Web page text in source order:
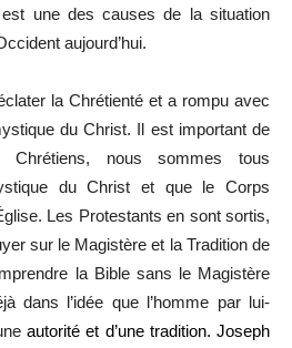
une des causes de la situation
aujourd’hui.
la Chrétienté et a rompu avec
du Christ. Il est important de
Chrétiens, nous sommes tous
du Christ et que le Corps
Les Protestants en sont sortis,
sur le Magistère et la Tradition de
la Bible sans le Magistère
dans l’idée que l’homme par lui-
autorité et d’une tradition. Joseph